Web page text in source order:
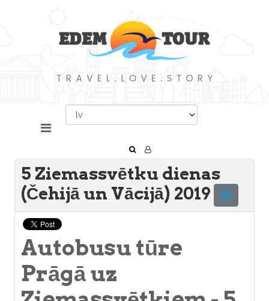
5 Ziemassvētku dienas
(Čehijā un Vācijā) 2019
Autobusu tūre
Prāgā uz